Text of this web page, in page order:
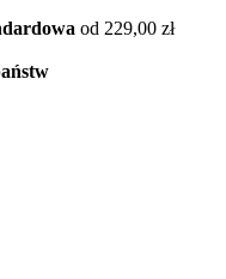
od 229,00 zł